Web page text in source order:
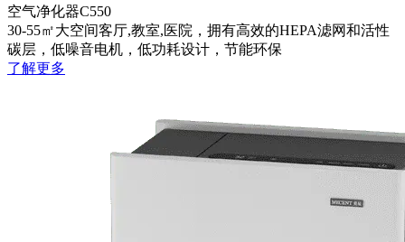
空气净化器C550
30-55㎡大空间客厅,教室,医院，拥有高效的HEPA滤网和活性
碳层，低噪音电机，低功耗设计，节能环保
了解更多